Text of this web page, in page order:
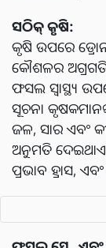
ସଠିକ୍ କୃଷି:
କୃଷି ଉପରେ
କୌଶଳର ଅଗ୍ରଗତି
ଫସଲ ସ୍ୱାସ୍ଥ୍ୟ
ସୂଚନା
ଜଳ, ସାର ଏବଂ
ଅନୁମତି
ପ୍ରଭାବ ହ୍ରାସ,